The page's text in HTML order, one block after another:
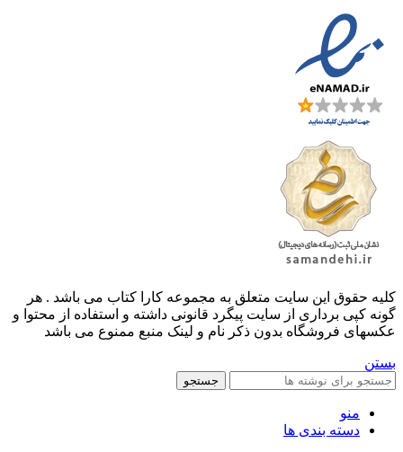
کليه حقوق اين سايت متعلق به مجموعه کارا کتاب می باشد . هر
گونه کپی برداری از سایت پیگرد قانونی داشته و استفاده از محتوا و
عکسهای فروشگاه بدون ذکر نام و لینک منبع ممنوع می باشد
بستن
جستجو
منو
دسته بندی ها